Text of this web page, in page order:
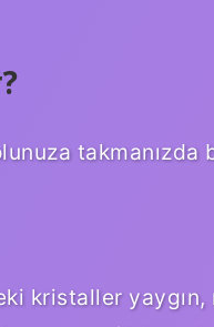
takmanızda
kristaller